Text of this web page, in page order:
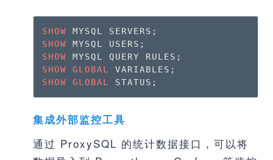
SHOW
SHOW
SHOW
SHOW
GLOBAL
SHOW
GLOBAL STATUS;
集成外部监控工具
通过 ProxySQL 的统计数据接口，可以将